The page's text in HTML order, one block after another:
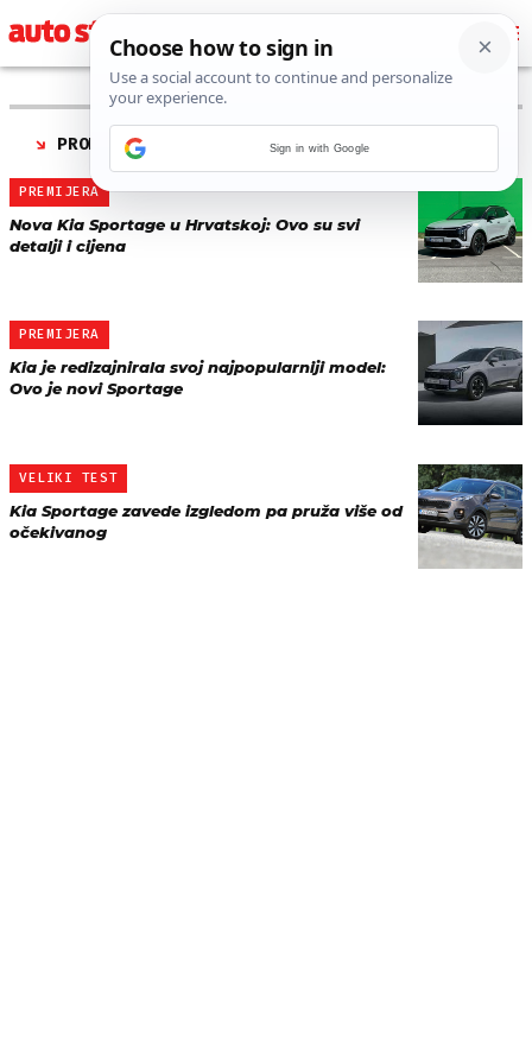
PRONAĐENO 3 REZULTATA ZA TAG “KIA SPORTAGE
PREMIJERA
Nova Kia Sportage u Hrvatskoj: Ovo su svi
detalji i cijena
PREMIJERA
Kia je redizajnirala svoj najpopularniji model:
Ovo je novi Sportage
VELIKI TEST
Kia Sportage zavede izgledom pa pruža više od
očekivanog
Sign in with Google